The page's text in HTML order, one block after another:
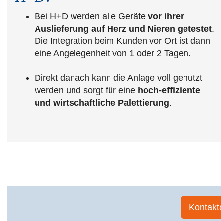
Bei H+D werden alle Geräte vor ihrer
Auslieferung auf Herz und Nieren getestet.
Die Integration beim Kunden vor Ort ist dann
eine Angelegenheit von 1 oder 2 Tagen.
Direkt danach kann die Anlage voll genutzt
werden und sorgt für eine hoch-effiziente
und wirtschaftliche Palettierung.